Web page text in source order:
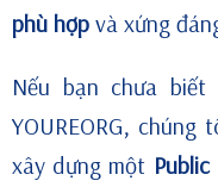
phù hợp và xứng
Nếu bạn chưa
YOUREORG,
xây dựng một